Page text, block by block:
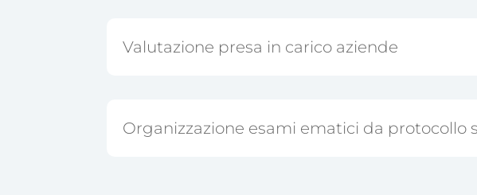
Valutazione presa in carico aziende
Organizzazione esami ematici da protocollo